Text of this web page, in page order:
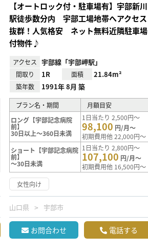
【オートロック付・駐車場有】宇部新川
駅徒歩数分内 宇部工場地帯へアクセス
抜群！人気格安 ネット無料近隣駐車場
付物件♪
アクセス 宇部線「宇部岬駅」
間取り 1R 面積 21.84m²
築年数 1991年 8月 築
プラン名・期間
月額目安
ロング【宇部記念病院
前】
30日以上～360日未満
1日当たり 2,500円～
98,100 円/月～
初期費用他 22,000円～
ショート【宇部記念病院
前】
～30日未満
1日当たり 2,800円～
107,100 円/月～
初期費用他 16,500円～
女性向け
山口県 宇部市
お問合わせ 電話する